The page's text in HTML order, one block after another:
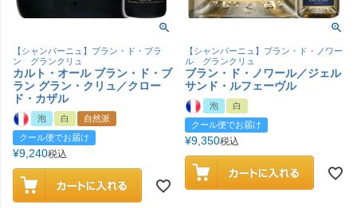
【シャンパーニュ】ブラン・ド・ブラ
ン グランクリュ
カルト・オール ブラン・ド・ブ
ラン グラン・クリュ／クロー
ド・カザル
泡 白
自然派
クール便でお届け
¥9,240税込
【シャンパーニュ】ブラン・ド・ノワー
ル グランクリュ
ブラン・ド・ノワール／ジェル
サンド・ルフェーヴル
泡
白
クール便でお届け
¥9,350税込